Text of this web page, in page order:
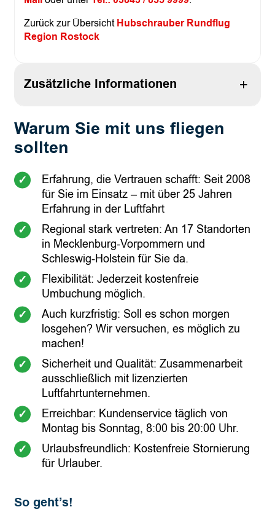
Zurück zur ÜbersichtHubschrauber Rundflug
Region Rostock
Zusätzliche Informationen
Attribute Wert
2 Personen, 3 Personen
Warum Sie mit uns fliegen
sollten
Erfahrung, die Vertrauen schafft: Seit 2008
für Sie im Einsatz – mit über 25 Jahren
Erfahrung in der Luftfahrt
Regional stark vertreten: An 17 Standorten
in Mecklenburg-Vorpommern und
Schleswig-Holstein für Sie da.
Flexibilität: Jederzeit kostenfreie
Umbuchung möglich.
Auch kurzfristig: Soll es schon morgen
losgehen? Wir versuchen, es möglich zu
machen!
Sicherheit und Qualität: Zusammenarbeit
ausschließlich mit lizenzierten
Luftfahrtunternehmen.
Erreichbar: Kundenservice täglich von
Montag bis Sonntag, 8:00 bis 20:00 Uhr.
Urlaubsfreundlich: Kostenfreie Stornierung
für Urlauber.
So geht’s!